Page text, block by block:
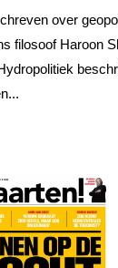
over
filosoof Haroon